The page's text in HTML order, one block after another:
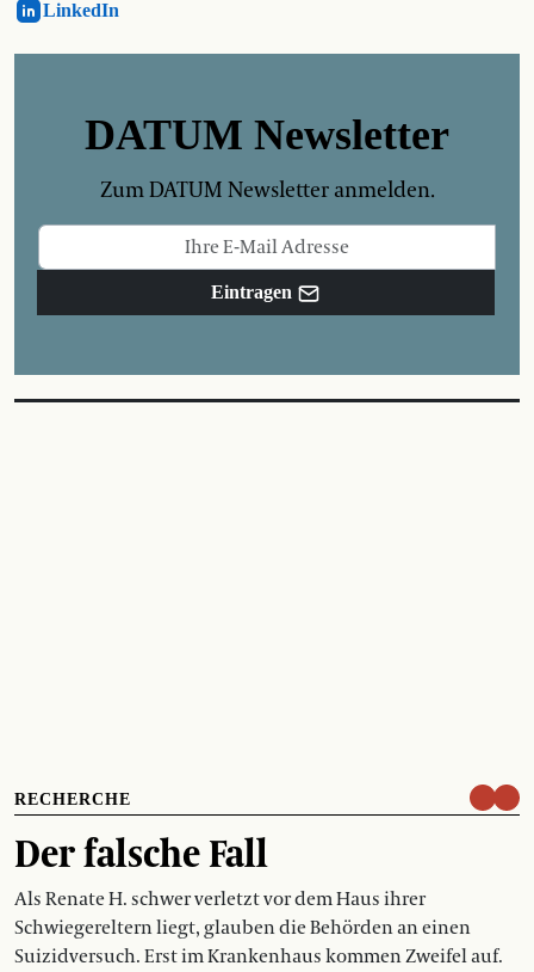
LinkedIn
DATUM Newsletter
Zum DATUM Newsletter anmelden.
Eintragen
RECHERCHE
Der falsche Fall
Als Renate H. schwer verletzt vor dem Haus ihrer
Schwiegereltern liegt, glauben die Behörden an einen
Suizidversuch. Erst im Krankenhaus kommen Zweifel auf.